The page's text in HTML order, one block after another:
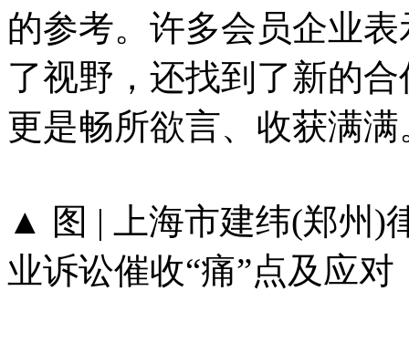
的参考。许多会员企业
了视野，还找到了新的
更是畅所欲言、收获满满
▲ 图 | 上海市建纬(郑州)
业诉讼催收“痛”点及应对